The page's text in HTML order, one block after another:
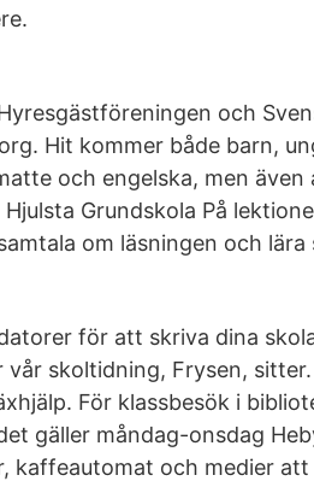
och
Hit kommer både barn,
och engelska, men även
Grundskola På
om läsningen och
för att skriva dina
skoltidning, Frysen, sitter.
För klassbesök i
gäller måndag-onsdag
kaffeautomat och medier att